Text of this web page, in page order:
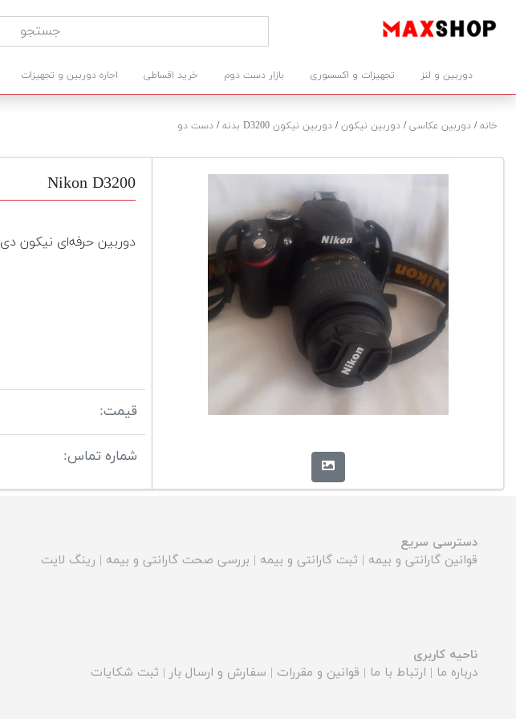
دوربین و لنز تجهیزات و اکسسوری بازار دست دوم خرید اقساطی اجاره دوربین و تجهیزات
خانه/ دوربین عکاسی/ دوربین نیکون/ دوربین نیکون D3200 بدنه / دست دو
Nikon D3200
دوربین حرفه‌ای نیکون دی 3200 در حد نو
قیمت:
شماره تماس:
دسترسی سریع
قوانین گارانتی و بیمه | ثبت گارانتی و بیمه | بررسی صحت گارانتی و بیمه | رینگ لایت
ناحیه کاربری
درباره ما | ارتباط با ما | قوانین و مقررات | سفارش و ارسال بار | ثبت شکایات